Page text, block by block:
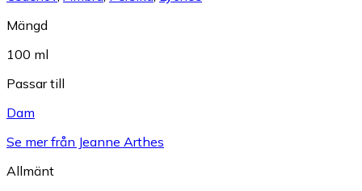
Mängd
100 ml
Passar till
Dam
Se mer från Jeanne Arthes
Allmänt